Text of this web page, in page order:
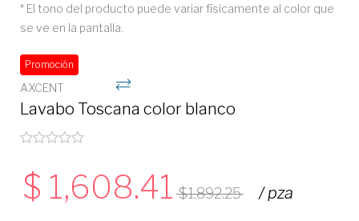
* El tono del producto puede variar físicamente al color que
se ve en la pantalla.
Promoción
AXCENT
Lavabo Toscana color blanco
1,608.41 1,892.25 / pza